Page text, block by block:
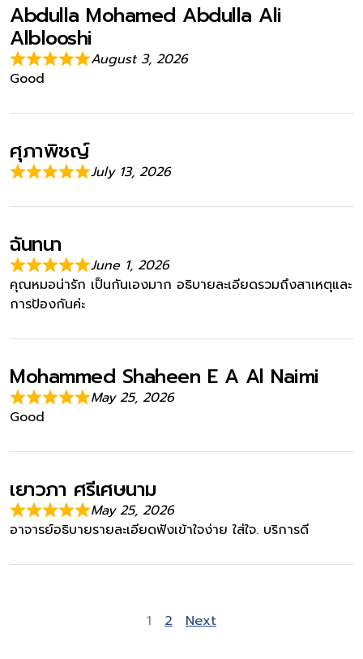
Abdulla Mohamed Abdulla Ali
Alblooshi
August 3, 2026
Good
ศุภาพิชญ์
July 13, 2026
ฉันทนา
June 1, 2026
คุณหมอน่ารัก เป็นกันเองมาก อธิบายละเอียดรวมถึงสาเหตุและ
การป้องกันค่ะ
Mohammed Shaheen E A Al Naimi
May 25, 2026
Good
เยาวภา ศรีเศษนาม
May 25, 2026
อาจารย์อธิบายรายละเอียดฟังเข้าใจง่าย ใส่ใจ. บริการดี
Site Reviews
Page
1 Page
2 Next